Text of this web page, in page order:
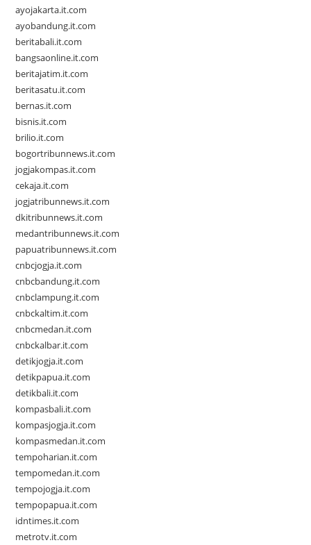
ayojakarta.it.com
ayobandung.it.com
beritabali.it.com
bangsaonline.it.com
beritajatim.it.com
beritasatu.it.com
bernas.it.com
bisnis.it.com
brilio.it.com
bogortribunnews.it.com
jogjakompas.it.com
cekaja.it.com
jogjatribunnews.it.com
dkitribunnews.it.com
medantribunnews.it.com
papuatribunnews.it.com
cnbcjogja.it.com
cnbcbandung.it.com
cnbclampung.it.com
cnbckaltim.it.com
cnbcmedan.it.com
cnbckalbar.it.com
detikjogja.it.com
detikpapua.it.com
detikbali.it.com
kompasbali.it.com
kompasjogja.it.com
kompasmedan.it.com
tempoharian.it.com
tempomedan.it.com
tempojogja.it.com
tempopapua.it.com
idntimes.it.com
metrotv.it.com